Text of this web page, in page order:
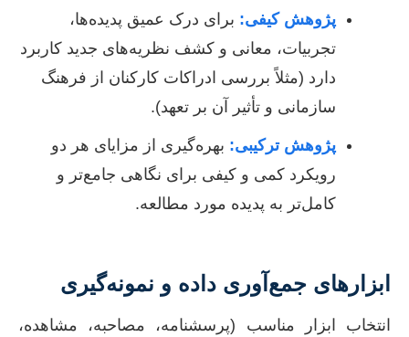
پژوهش کیفی: برای درک عمیق پدیده‌ها،
تجربیات، معانی و کشف نظریه‌های جدید کاربرد
دارد (مثلاً بررسی ادراکات کارکنان از فرهنگ
سازمانی و تأثیر آن بر تعهد).
پژوهش ترکیبی: بهره‌گیری از مزایای هر دو
رویکرد کمی و کیفی برای نگاهی جامع‌تر و
کامل‌تر به پدیده مورد مطالعه.
ابزارهای جمع‌آوری داده و نمونه‌گیری
انتخاب ابزار مناسب (پرسشنامه، مصاحبه، مشاهده،